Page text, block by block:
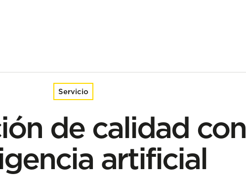
Servicio
de calidad con
artificial